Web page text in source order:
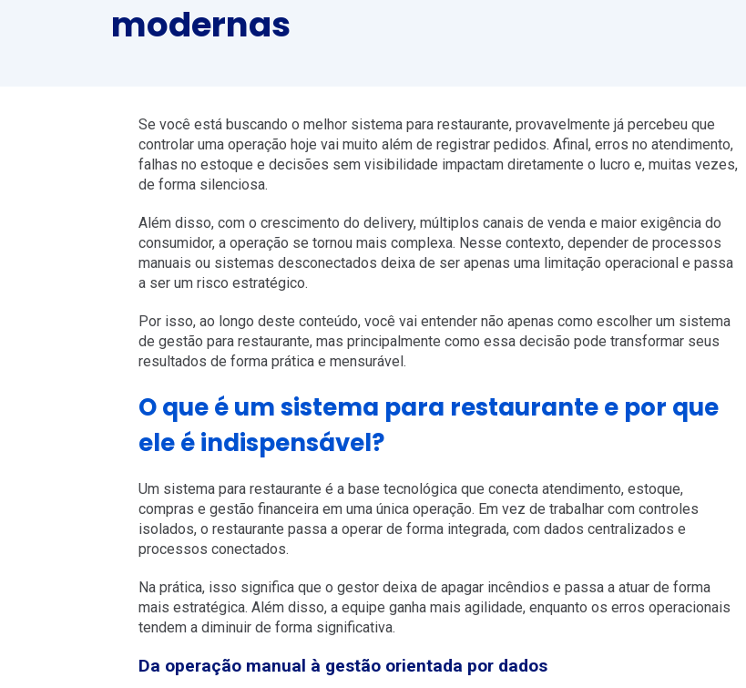
modernas
Se você está buscando o melhor sistema para restaurante, provavelmente já percebeu que
controlar uma operação hoje vai muito além de registrar pedidos. Afinal, erros no atendimento,
falhas no estoque e decisões sem visibilidade impactam diretamente o lucro e, muitas vezes,
de forma silenciosa.
Além disso, com o crescimento do delivery, múltiplos canais de venda e maior exigência do
consumidor, a operação se tornou mais complexa. Nesse contexto, depender de processos
manuais ou sistemas desconectados deixa de ser apenas uma limitação operacional e passa
a ser um risco estratégico.
Por isso, ao longo deste conteúdo, você vai entender não apenas como escolher um sistema
de gestão para restaurante, mas principalmente como essa decisão pode transformar seus
resultados de forma prática e mensurável.
O que é um sistema para restaurante e por que
ele é indispensável?
Um sistema para restaurante é a base tecnológica que conecta atendimento, estoque,
compras e gestão financeira em uma única operação. Em vez de trabalhar com controles
isolados, o restaurante passa a operar de forma integrada, com dados centralizados e
processos conectados.
Na prática, isso significa que o gestor deixa de apagar incêndios e passa a atuar de forma
mais estratégica. Além disso, a equipe ganha mais agilidade, enquanto os erros operacionais
tendem a diminuir de forma significativa.
Da operação manual à gestão orientada por dados